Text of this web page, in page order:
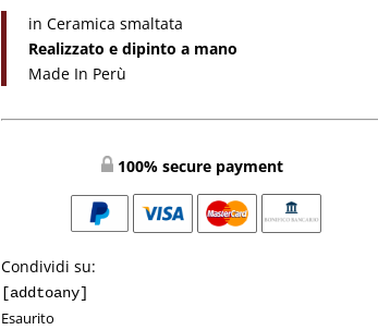
in Ceramica smaltata
Realizzato e dipinto a mano
Made In Perù
100% secure payment
Condividi su:
[addtoany]
Esaurito